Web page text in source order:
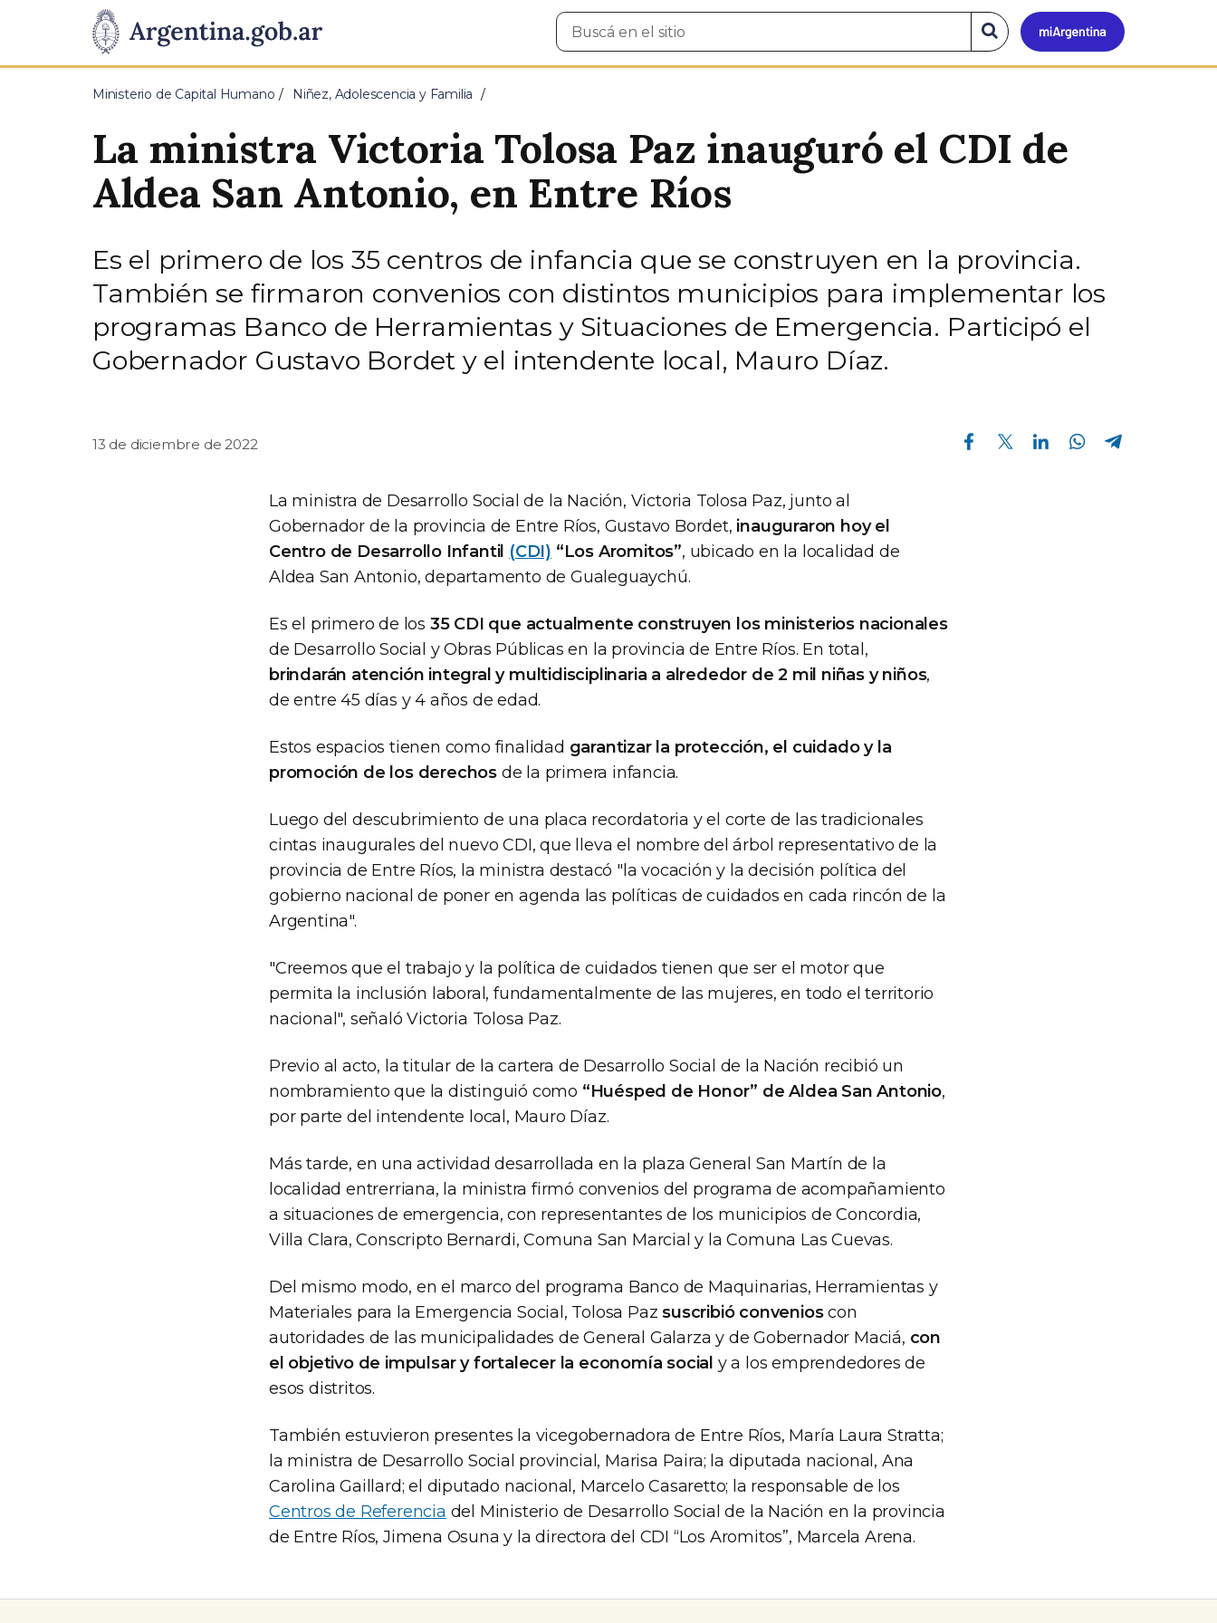
Presidencia
de
Pasar al contenido principal
Mi
Buscar
en
Buscar
en
el
Ministerio de Capital Humano Niñez, Adolescencia y Familia
La ministra Victoria Tolosa Paz inauguró el CDI de
Aldea San Antonio, en Entre Ríos
Es el primero de los 35 centros de infancia que se construyen en la provincia.
También se firmaron convenios con distintos municipios para implementar los
programas Banco de Herramientas y Situaciones de Emergencia. Participó el
Gobernador Gustavo Bordet y el intendente local, Mauro Díaz.
13 de diciembre de 2022
Compartir en Facebook Compartir en Twitter Compartir en Linkedin Compartir en Whatsapp
La ministra de Desarrollo Social de la Nación, Victoria Tolosa Paz, junto al
Gobernador de la provincia de Entre Ríos, Gustavo Bordet, inauguraron hoy el
Centro de Desarrollo Infantil (CDI) “Los Aromitos”, ubicado en la localidad de
Aldea San Antonio, departamento de Gualeguaychú.
Es el primero de los 35 CDI que actualmente construyen los ministerios nacionales
de Desarrollo Social y Obras Públicas en la provincia de Entre Ríos. En total,
brindarán atención integral y multidisciplinaria a alrededor de 2 mil niñas y niños,
de entre 45 días y 4 años de edad.
Estos espacios tienen como finalidad garantizar la protección, el cuidado y la
promoción de los derechos de la primera infancia.
Luego del descubrimiento de una placa recordatoria y el corte de las tradicionales
cintas inaugurales del nuevo CDI, que lleva el nombre del árbol representativo de la
provincia de Entre Ríos, la ministra destacó "la vocación y la decisión política del
gobierno nacional de poner en agenda las políticas de cuidados en cada rincón de la
Argentina".
"Creemos que el trabajo y la política de cuidados tienen que ser el motor que
permita la inclusión laboral, fundamentalmente de las mujeres, en todo el territorio
nacional", señaló Victoria Tolosa Paz.
Previo al acto, la titular de la cartera de Desarrollo Social de la Nación recibió un
nombramiento que la distinguió como “Huésped de Honor” de Aldea San Antonio,
por parte del intendente local, Mauro Díaz.
Más tarde, en una actividad desarrollada en la plaza General San Martín de la
localidad entrerriana, la ministra firmó convenios del programa de acompañamiento
a situaciones de emergencia, con representantes de los municipios de Concordia,
Villa Clara, Conscripto Bernardi, Comuna San Marcial y la Comuna Las Cuevas.
Del mismo modo, en el marco del programa Banco de Maquinarias, Herramientas y
Materiales para la Emergencia Social, Tolosa Pazsuscribió convenioscon
autoridades de las municipalidades de General Galarza y de Gobernador Maciá, con
el objetivo de impulsar y fortalecer la economía social y a los emprendedores de
esos distritos.
También estuvieron presentes la vicegobernadora de Entre Ríos, María Laura Stratta;
la ministra de Desarrollo Social provincial, Marisa Paira; la diputada nacional, Ana
Carolina Gaillard; el diputado nacional, Marcelo Casaretto; la responsable de los
Centros de Referencia del Ministerio de Desarrollo Social de la Nación en la provincia
de Entre Ríos, Jimena Osuna y la directora del CDI “Los Aromitos”, Marcela Arena.